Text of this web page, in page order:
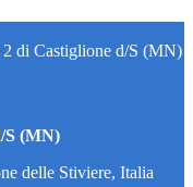
di Castiglione d/S (MN)
S (MN)
delle Stiviere, Italia